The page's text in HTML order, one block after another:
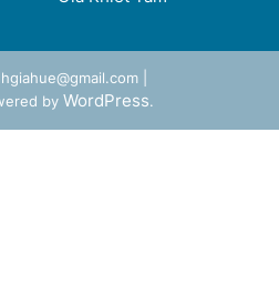
|
by WordPress.